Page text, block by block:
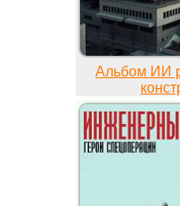
Альбом ИИ